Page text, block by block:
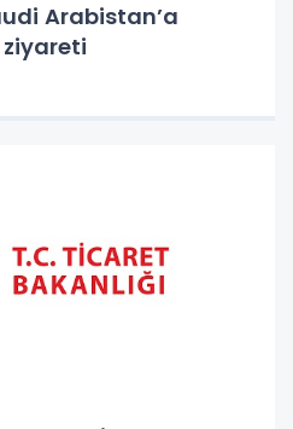
Arabistan’a